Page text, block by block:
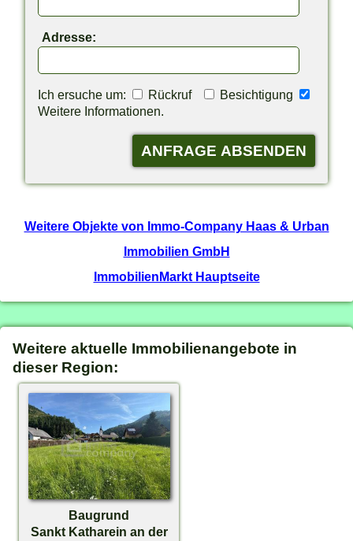
Adresse:
Ich ersuche um: Rückruf
Besichtigung
Weitere Informationen.
Weitere Objekte von Immo-Company Haas & Urban
Immobilien GmbH
ImmobilienMarkt Hauptseite
Weitere aktuelle Immobilienangebote in
dieser Region:
Baugrund
Sankt Katharein an der